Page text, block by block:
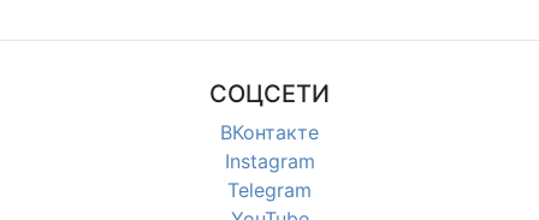
СОЦСЕТИ
ВКонтакте
Instagram
Telegram